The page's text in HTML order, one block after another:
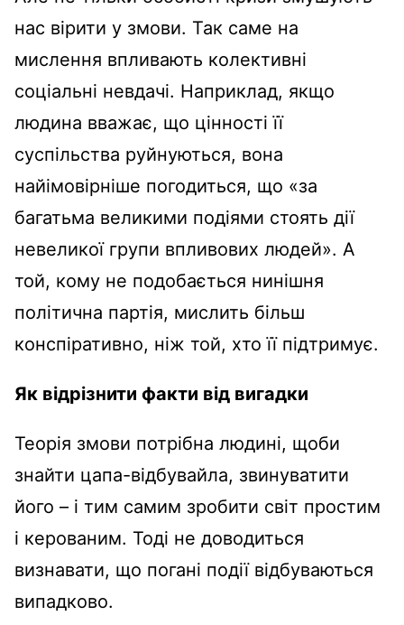
нас вірити у змови. Так саме на
мислення впливають колективні
соціальні невдачі. Наприклад, якщо
людина вважає, що цінності її
суспільства руйнуються, вона
найімовірніше погодиться, що «за
багатьма великими подіями стоять дії
невеликої групи впливових людей». А
той, кому не подобається нинішня
політична партія, мислить більш
конспіративно, ніж той, хто її підтримує.
Як відрізнити факти від вигадки
Теорія змови потрібна людині, щоби
знайти цапа-відбувайла, звинуватити
його – і тим самим зробити світ простим
і керованим. Тоді не доводиться
визнавати, що погані події відбуваються
випадково.